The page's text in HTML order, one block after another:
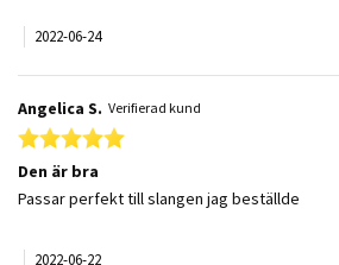
2022-06-24
Angelica S. Verifierad kund
5.0 star rating
Den är bra
Review by Angelica S. on 22 Jun 2022
review stating Den är bra
Passar perfekt till slangen jag beställde
2022-06-22